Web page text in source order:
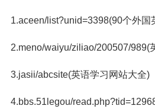
1.aceen/list?unid=3398(90个外国
2.meno/waiyu/ziliao/200507/989(
3.jasii/abcsite(英语学习网站大全)
4.bbs.51legou/